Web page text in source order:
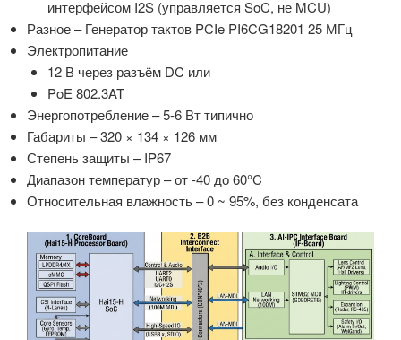
интерфейсом I2S (управляется SoC, не MCU)
Разное – Генератор тактов PCIe PI6CG18201 25 МГц
Электропитание
12 В через разъём DC или
PoE 802.3AT
Энергопотребление – 5-6 Вт типично
Габариты – 320 × 134 × 126 мм
Степень защиты – IP67
Диапазон температур – от -40 до 60°C
Относительная влажность – 0 ~ 95%, без конденсата